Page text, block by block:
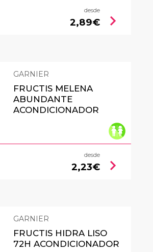
desde
2,89€ chevron_right
GARNIER
FRUCTIS MELENA
ABUNDANTE
ACONDICIONADOR
desde
2,23€ chevron_right
GARNIER
FRUCTIS HIDRA LISO
72H ACONDICIONADOR